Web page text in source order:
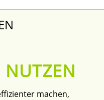
NUTZEN
machen,